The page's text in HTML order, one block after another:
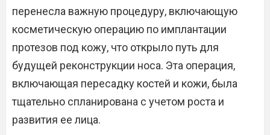
перенесла важную процедуру, включающую
косметическую операцию по имплантации
протезов под кожу, что открыло путь для
будущей реконструкции носа. Эта операция,
включающая пересадку костей и кожи, была
тщательно спланирована с учетом роста и
развития ее лица.